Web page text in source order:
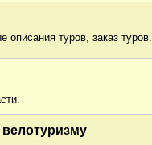
туров, заказ туров.